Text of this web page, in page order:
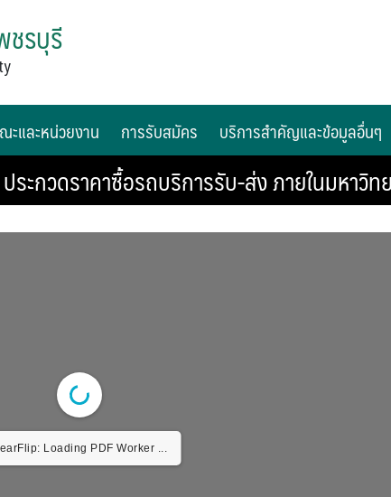
ชรบุรี
ะและหน่วยงาน การรับสมัคร บริการสำคัญและข้อมูลอื่นๆ
ระกวดราคาซื้อรถบริการรับ-ส่ง ภายในมหาวิ
Loading PDF Worker ...